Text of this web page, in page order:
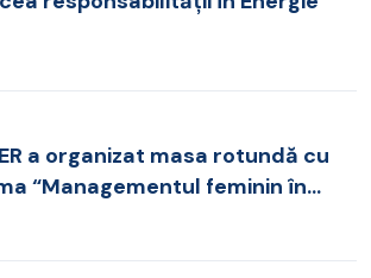
a organizat masa rotundă cu
“Managementul feminin în